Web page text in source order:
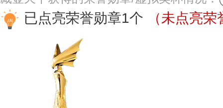
已点亮荣誉勋章1个 （未点亮